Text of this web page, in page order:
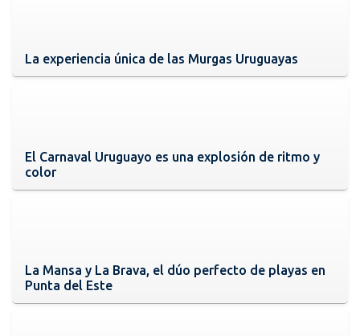
La experiencia única de las Murgas Uruguayas
El Carnaval Uruguayo es una explosión de ritmo y
color
La Mansa y La Brava, el dúo perfecto de playas en
Punta del Este